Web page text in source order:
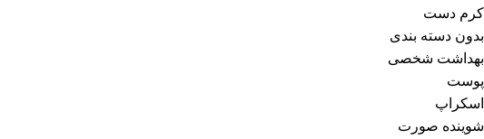
کرم دست
بدون دسته بندی
بهداشت شخصی
پوست
اسکراپ
شوینده صورت